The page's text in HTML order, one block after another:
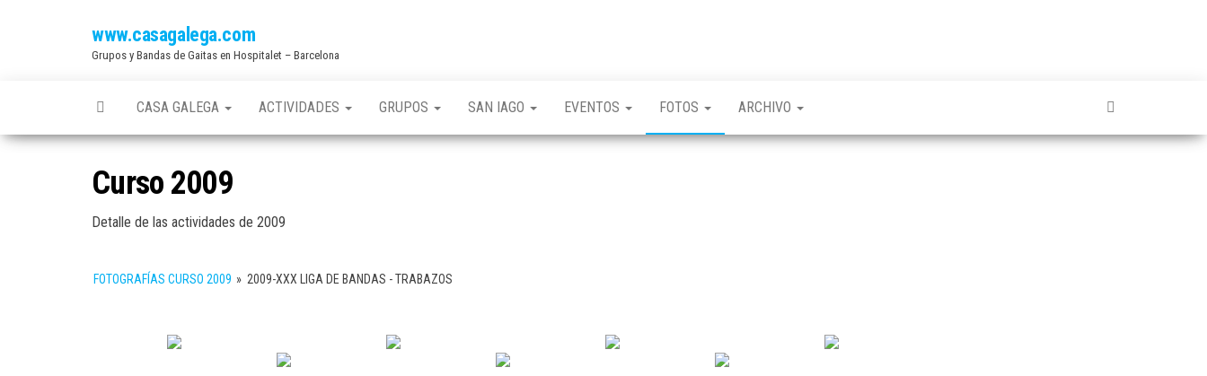
www.casagalega.com
Grupos y Bandas de Gaitas en Hospitalet – Barcelona
CASA GALEGA ACTIVIDADES GRUPOS SAN IAGO EVENTOS FOTOS ARCHIVO
Curso 2009
Detalle de las actividades de 2009
FOTOGRAFÍAS CURSO 2009 » 2009-XXX LIGA DE BANDAS - TRABAZOS